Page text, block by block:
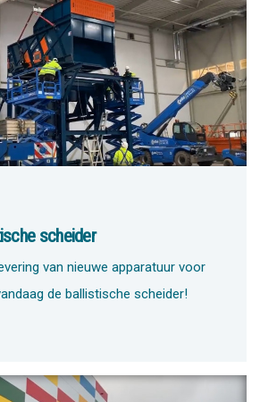
scheider
van nieuwe apparatuur voor
de ballistische scheider!